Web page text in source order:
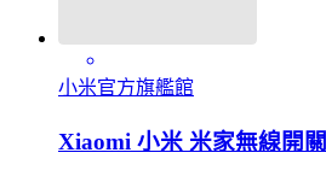
小米官方旗艦館
Xiaomi 小米 米家無線開關